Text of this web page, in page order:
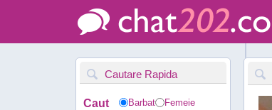
Cautare Rapida
Caut Barbat Femeie